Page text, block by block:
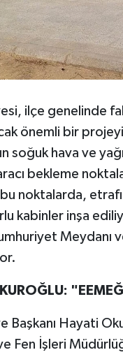
ilçe genelinde
önemli bir
soğuk hava ve
bekleme
noktalarda,
kabinler inşa
Meydanı
Başkanı Hayati
Fen İşleri